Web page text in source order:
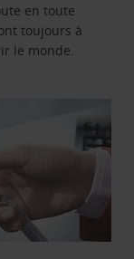
en toute
toujours à
le monde.